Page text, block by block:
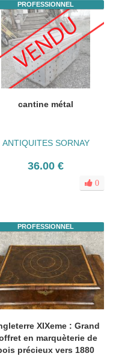
PROFESSIONNEL
cantine métal
ANTIQUITES SORNAY
36.00 €
0
PROFESSIONNEL
XIXeme : Grand
en marquèterie de
précieux vers 1880